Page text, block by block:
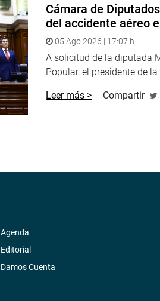
Cámara de
del accidente aéreo
05 Ago 2026 | 17:07 h
A solicitud de la diputada
Popular, el presidente de
Leer más > Compartir
Agenda
Editorial
Damos Cuenta